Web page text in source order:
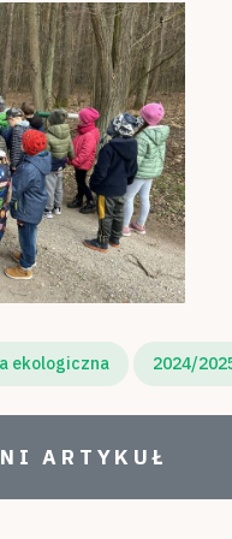
ekologiczna 2024/
ARTYKUŁ:
ARTYKUŁ